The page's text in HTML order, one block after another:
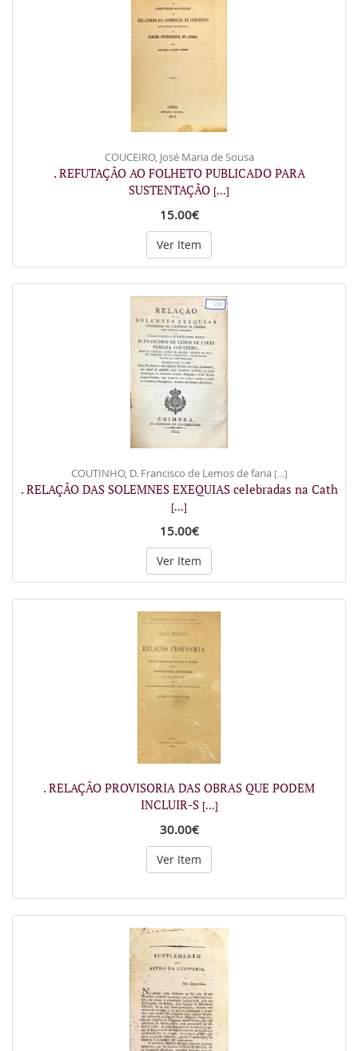
COUCEIRO, José Maria de Sousa
. REFUTAÇÃO AO FOLHETO PUBLICADO PARA
SUSTENTAÇÃO [...]
15.00€
Ver Item
COUTINHO, D. Francisco de Lemos de faria [...]
. RELAÇÃO DAS SOLEMNES EXEQUIAS celebradas na Cath
[...]
15.00€
Ver Item
. RELAÇÃO PROVISORIA DAS OBRAS QUE PODEM
INCLUIR-S [...]
30.00€
Ver Item